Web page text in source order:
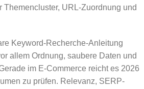
Themencluster, URL-Zuordnung und
Keyword-Recherche-Anleitung
allem Ordnung, saubere Daten und
im E-Commerce reicht es 2026
zu prüfen. Relevanz, SERP-